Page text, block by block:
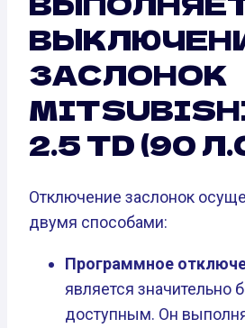
ЗАСЛОНОК
2.5 TD (90
Отключение заслонок
двумя способами:
Программное
является значительно
доступным. Он